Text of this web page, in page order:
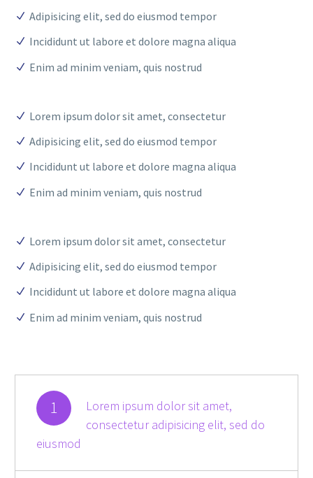
Adipisicing elit, sed do eiusmod tempor
Incididunt ut labore et dolore magna aliqua
Enim ad minim veniam, quis nostrud
Lorem ipsum dolor sit amet, consectetur
Adipisicing elit, sed do eiusmod tempor
Incididunt ut labore et dolore magna aliqua
Enim ad minim veniam, quis nostrud
Lorem ipsum dolor sit amet, consectetur
Adipisicing elit, sed do eiusmod tempor
Incididunt ut labore et dolore magna aliqua
Enim ad minim veniam, quis nostrud
1
Lorem ipsum dolor sit amet,
consectetur adipisicing elit, sed do
eiusmod